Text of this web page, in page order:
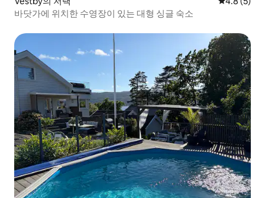
바닷가에 위치한 수영장이 있는 대형 싱글 숙소